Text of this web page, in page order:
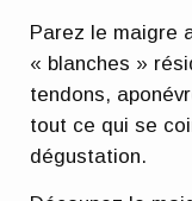
Parez le maigre
« blanches »
tendons,
tout ce qui se
dégustation.